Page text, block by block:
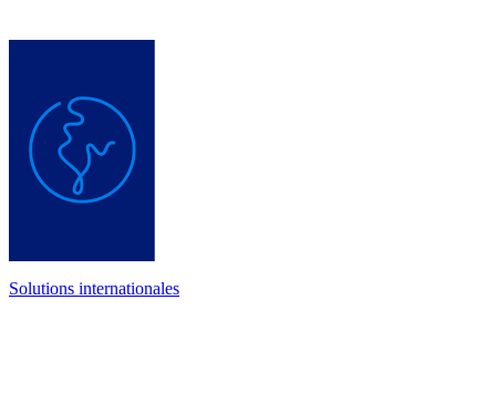
Solutions internationales